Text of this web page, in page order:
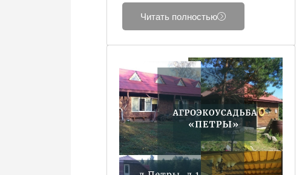
Читать полностью